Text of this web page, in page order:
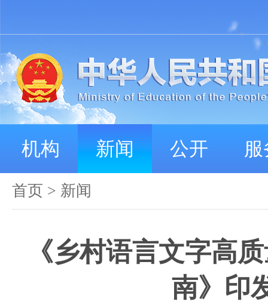
机构 新闻 公开
首页 > 新闻
《乡村语言文字高
南》印